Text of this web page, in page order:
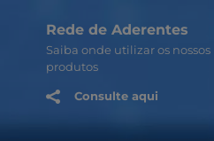
Rede de Aderentes
Saiba onde utilizar os nossos
produtos
 Consulte aqui